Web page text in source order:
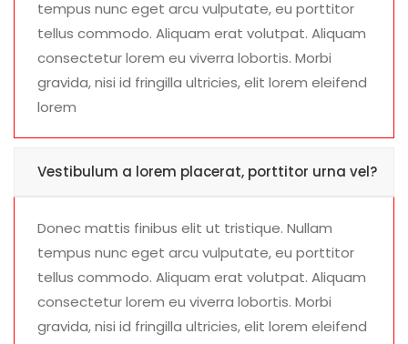
tempus nunc eget arcu vulputate, eu porttitor
tellus commodo. Aliquam erat volutpat. Aliquam
consectetur lorem eu viverra lobortis. Morbi
gravida, nisi id fringilla ultricies, elit lorem eleifend
lorem
Vestibulum a lorem placerat, porttitor urna vel?
Donec mattis finibus elit ut tristique. Nullam
tempus nunc eget arcu vulputate, eu porttitor
tellus commodo. Aliquam erat volutpat. Aliquam
consectetur lorem eu viverra lobortis. Morbi
gravida, nisi id fringilla ultricies, elit lorem eleifend